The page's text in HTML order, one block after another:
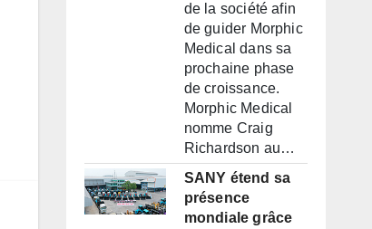
de la société afin
de guider Morphic
Medical dans sa
prochaine phase
de croissance.
Morphic Medical
nomme Craig
Richardson au…
SANY étend sa
présence
mondiale grâce